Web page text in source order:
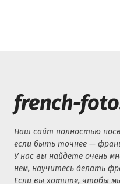
french-
Наш сайт полностью
если быть точнее —
У нас вы найдете очень
нем, научитесь делать
Если вы хотите, чтобы